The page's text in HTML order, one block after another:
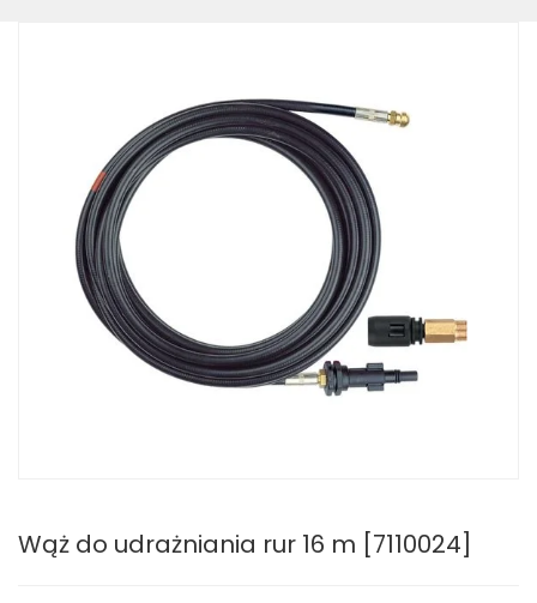
Wąż do udrażniania rur 16 m [7110024]